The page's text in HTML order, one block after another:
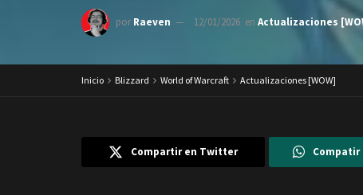
por Raeven 12/01/2026 en Actualizaciones
Inicio Blizzard World of Warcraft Actualizaciones [WOW]
Compartir en Twitter Compatir